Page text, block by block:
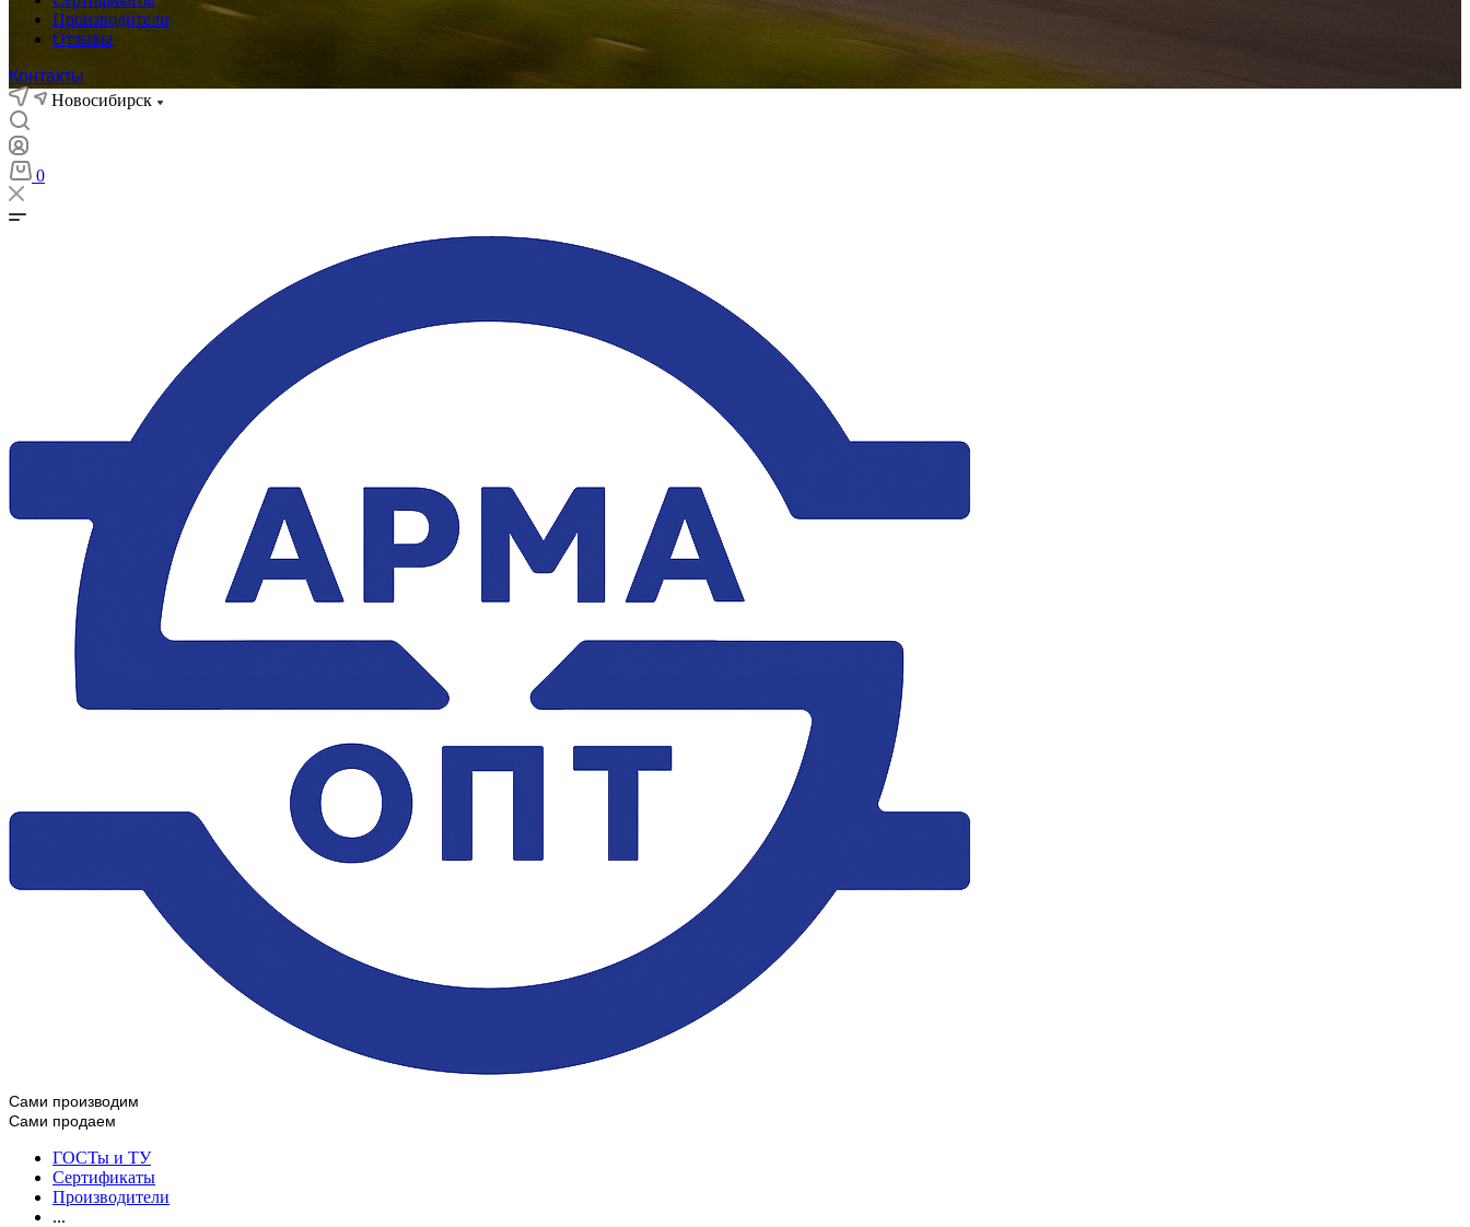
Производители
Отзывы
Контакты
Новосибирск
0
Сами производим
Сами продаем
ГОСТы и ТУ
Сертификаты
Производители
...